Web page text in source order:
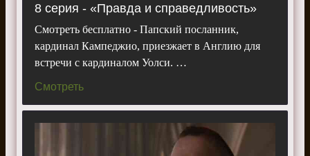
8 серия - «Правда и справедливость»
Смотреть бесплатно - Папский посланник,
кардинал Кампеджио, приезжает в Англию для
встречи с кардиналом Уолси. …
Смотреть